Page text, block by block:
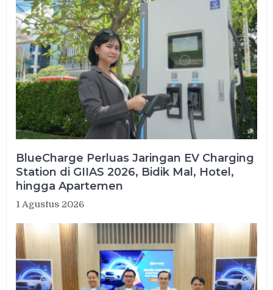
BlueCharge Perluas Jaringan EV Charging
Station di GIIAS 2026, Bidik Mal, Hotel,
hingga Apartemen
1 Agustus 2026